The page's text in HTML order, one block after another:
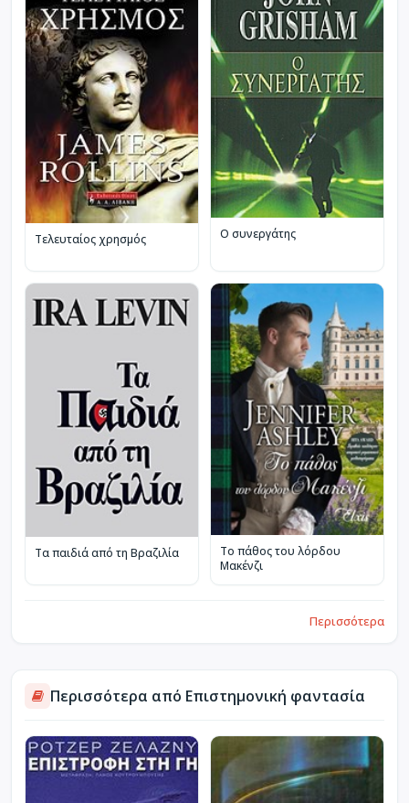
Τελευταίος χρησμός Ο συνεργάτης
Τα παιδιά από τη Βραζιλία
Το πάθος του λόρδου
Μακένζι
Περισσότερα
Περισσότερα από Επιστημονική φαντασία